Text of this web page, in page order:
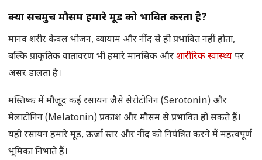
क्या सचमुच मौसम हमारे मूड को प्रभावित करता है?
मानव शरीर केवल भोजन, व्यायाम और नींद से ही प्रभावित नहीं होता,
बल्कि प्राकृतिक वातावरण भी हमारे मानसिक औरशारीरिक स्वास्थ्यपर
असर डालता है।
मस्तिष्क में मौजूद कई रसायन जैसे सेरोटोनिन (Serotonin) और
मेलाटोनिन (Melatonin) प्रकाश और मौसम से प्रभावित हो सकते हैं।
यही रसायन हमारे मूड, ऊर्जा स्तर और नींद को नियंत्रित करने में महत्वपूर्ण
भूमिका निभाते हैं।